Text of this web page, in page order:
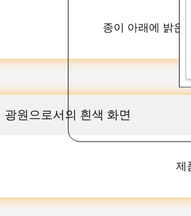
종이 아래에 밝은
광원으로서의 흰색 화면
제